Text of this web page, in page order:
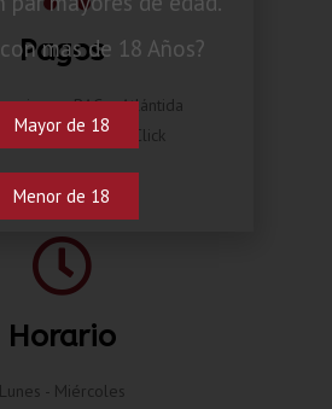
Pagos
por BAC o Atlántida
de pago Compra Click
Horario
Lunes - Miércoles
mas de 18 Años?
Mayor de 18
Menor de 18